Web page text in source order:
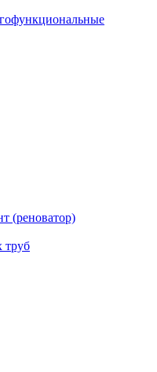
(реноватор)
труб